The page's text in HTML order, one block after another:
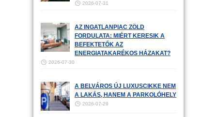
2026-07-31
AZ INGATLANPIAC ZÖLD
FORDULATA: MIÉRT KERESIK A
BEFEKTETŐK AZ
ENERGIATAKARÉKOS HÁZAKAT?
2026-07-30
A BELVÁROS ÚJ LUXUSCIKKE NEM
A LAKÁS, HANEM A PARKOLÓHELY
2026-07-29